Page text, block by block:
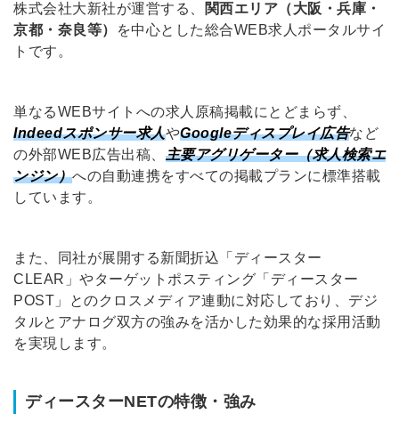
株式会社大新社が運営する、
関西エリア（大阪・兵庫・
京都・奈良等）
を中心とした総合WEB求人ポータルサイ
トです。
単なるWEBサイトへの求人原稿掲載にとどまらず、
Indeedスポンサー求人やGoogleディスプレイ広告など
の外部WEB広告出稿、 主要アグリゲーター（求人検索エ
ンジン）への自動連携をすべての掲載プランに標準搭載
しています。
また、同社が展開する新聞折込「ディースター
CLEAR」やターゲットポスティング「ディースター
POST」とのクロスメディア連動に対応しており、デジ
タルとアナログ双方の強みを活かした効果的な採用活動
を実現します。
ディースターNETの特徴・強み